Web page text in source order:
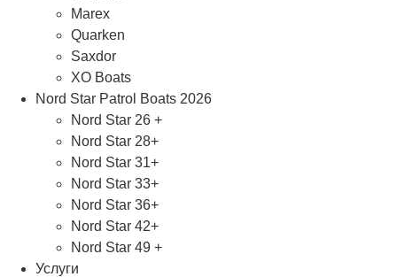
Marex
Quarken
Saxdor
XO Boats
Nord Star Patrol Boats 2026
Nord Star 26 +
Nord Star 28+
Nord Star 31+
Nord Star 33+
Nord Star 36+
Nord Star 42+
Nord Star 49 +
Услуги